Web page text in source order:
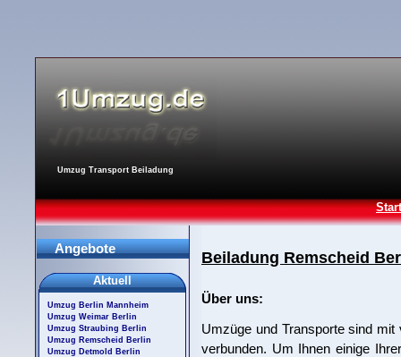
Umzug Transport Beiladung
Beiladung Remscheid
Über uns:
Umzüge und Transporte sind
verbunden. Um Ihnen einige
Angebote
Aktuell
Umzug Berlin Mannheim
Umzug Weimar Berlin
Umzug Straubing Berlin
Umzug Remscheid Berlin
Umzug Detmold Berlin